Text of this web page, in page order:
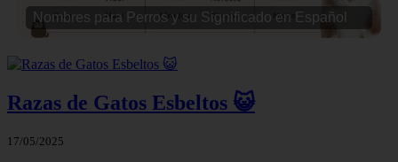
Nombres para Perros Machos con Manchas Negras
Razas de Gatos Esbeltos 😺
17/05/2025